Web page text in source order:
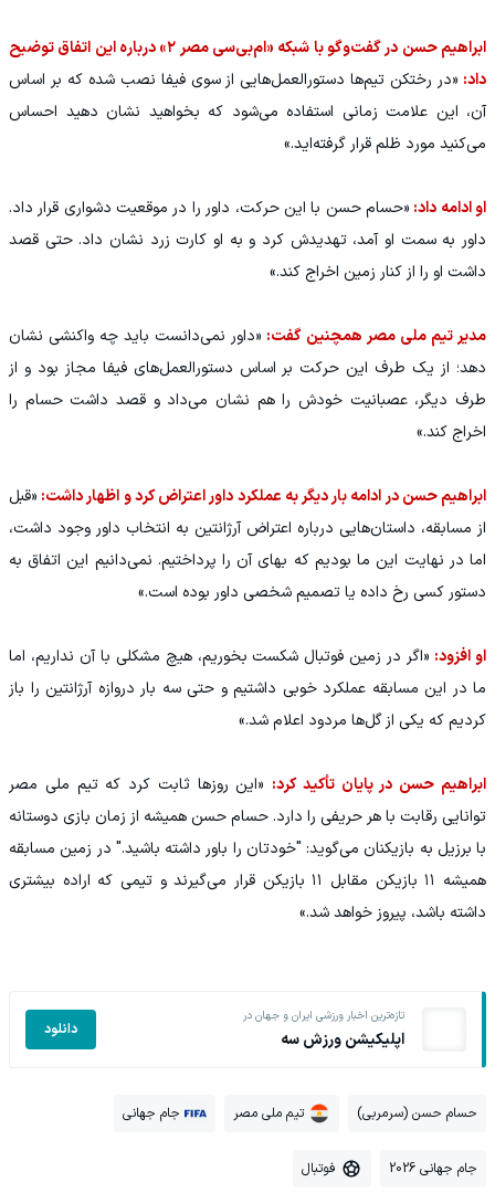
ابراهیم حسن در گفت‌وگو با شبکه «ام‌بی‌سی مصر ۲» درباره این اتفاق توضیح
داد: «در رختکن تیم‌ها دستورالعمل‌هایی از سوی فیفا نصب شده که بر اساس
آن، این علامت زمانی استفاده می‌شود که بخواهید نشان دهید احساس
می‌کنید مورد ظلم قرار گرفته‌اید.»
او ادامه داد: «حسام حسن با این حرکت، داور را در موقعیت دشواری قرار داد.
داور به سمت او آمد، تهدیدش کرد و به او کارت زرد نشان داد. حتی قصد
داشت او را از کنار زمین اخراج کند.»
مدیر تیم ملی مصر همچنین گفت: «داور نمی‌دانست باید چه واکنشی نشان
دهد؛ از یک طرف این حرکت بر اساس دستورالعمل‌های فیفا مجاز بود و از
طرف دیگر، عصبانیت خودش را هم نشان می‌داد و قصد داشت حسام را
اخراج کند.»
ابراهیم حسن در ادامه بار دیگر به عملکرد داور اعتراض کرد و اظهار داشت: «قبل
از مسابقه، داستان‌هایی درباره اعتراض آرژانتین به انتخاب داور وجود داشت،
اما در نهایت این ما بودیم که بهای آن را پرداختیم. نمی‌دانیم این اتفاق به
دستور کسی رخ داده یا تصمیم شخصی داور بوده است.»
او افزود: «اگر در زمین فوتبال شکست بخوریم، هیچ مشکلی با آن نداریم، اما
ما در این مسابقه عملکرد خوبی داشتیم و حتی سه بار دروازه آرژانتین را باز
کردیم که یکی از گل‌ها مردود اعلام شد.»
ابراهیم حسن در پایان تأکید کرد: «این روزها ثابت کرد که تیم ملی مصر
توانایی رقابت با هر حریفی را دارد. حسام حسن همیشه از زمان بازی دوستانه
با برزیل به بازیکنان می‌گوید: "خودتان را باور داشته باشید." در زمین مسابقه
همیشه ۱۱ بازیکن مقابل ۱۱ بازیکن قرار می‌گیرند و تیمی که اراده بیشتری
داشته باشد، پیروز خواهد شد.»
تازه‌ترین اخبار ورزشی ایران و جهان در
اپلیکیشن ورزش سه دانلود
حسام حسن (سرمربی) تیم ملی مصر جام جهانی
جام جهانی 2026 فوتبال